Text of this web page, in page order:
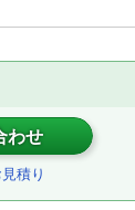
わせ
積り